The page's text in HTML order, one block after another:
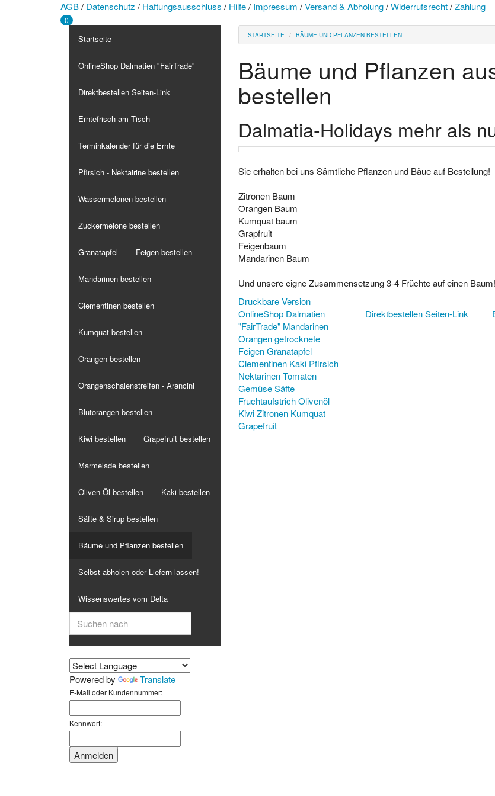
AGB/ Datenschutz / Haftungsausschluss / Hilfe/ Impressum /Versand & Abholung/Widerrufsrecht/Zahlung
0
Startseite
OnlineShop Dalmatien "FairTrade"
Direktbestellen Seiten-Link
Erntefrisch am Tisch
Terminkalender für die Ernte
Pfirsich - Nektairine bestellen
Wassermelonen bestellen
Zuckermelone bestellen
Granatapfel Feigen bestellen
Mandarinen bestellen
Clementinen bestellen
Kumquat bestellen
Orangen bestellen
Orangenschalenstreifen - Arancini
Blutorangen bestellen
Kiwi bestellen Grapefruit bestellen
Marmelade bestellen
Oliven Öl bestellen Kaki bestellen
Säfte & Sirup bestellen
Bäume und Pflanzen bestellen
Selbst abholen oder Liefern lassen!
Wissenswertes vom Delta
Powered by Translate
E-Mail oder Kundennummer:
Kennwort:
STARTSEITE BÄUME UND PFLANZEN BESTELLEN
Bäume und Pflanzen
bestellen
Dalmatia-Holidays mehr als
Sie erhalten bei uns Sämtliche Pflanzen und Bäue auf Bestellung!
Zitronen Baum
Orangen Baum
Kumquat baum
Grapfruit
Feigenbaum
Mandarinen Baum
Und unsere eigne Zusammensetzung 3-4 Früchte auf einen Baum!
Druckbare Version
OnlineShop Dalmatien
"FairTrade" Mandarinen
Orangengetrocknete
FeigenGranatapfel
Clementinen Kaki Pfirsich
NektarinenTomaten
GemüseSäfte
FruchtaufstrichOlivenöl
KiwiZitronen Kumquat
Grapefruit
Direktbestellen Seiten-Link